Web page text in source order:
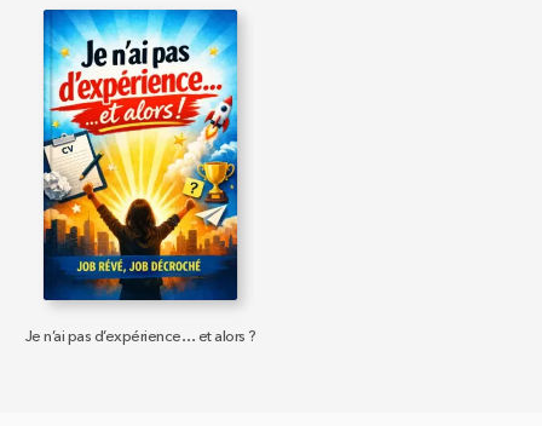
Je n’ai pas d’expérience… et alors ?